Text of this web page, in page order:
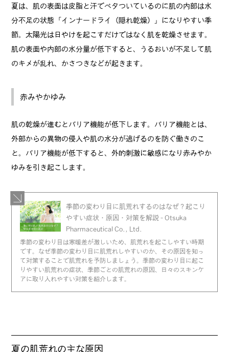
夏は、肌の表面は皮脂と汗でベタついているのに肌の内部は水
分不足の状態「インナードライ（隠れ乾燥）」になりやすい季
節。太陽光は日やけを起こすだけではなく肌を乾燥させます。
肌の表面や内部の水分量が低下すると、うるおいが不足して肌
のキメが乱れ、かさつきなどが起きます。
赤みやかゆみ
肌の乾燥が進むとバリア機能が低下します。バリア機能とは、
外部からの異物の侵入や肌の水分が逃げるのを防ぐ働きのこ
と。バリア機能が低下すると、外的刺激に敏感になり赤みやか
ゆみを引き起こします。
季節の変わり目に肌荒れするのはなぜ？起こり
やすい症状・原因・対策を解説 - Otsuka
Pharmaceutical Co., Ltd.
季節の変わり目は寒暖差が激しいため、肌荒れを起こしやすい時期
です。なぜ季節の変わり目に肌荒れしやすいのか、その原因を知っ
て対策することで肌荒れを予防しましょう。季節の変わり目に起こ
りやすい肌荒れの症状、季節ごとの肌荒れの原因、日々のスキンケ
アに取り入れやすい対策を紹介します。
夏の肌荒れの主な原因